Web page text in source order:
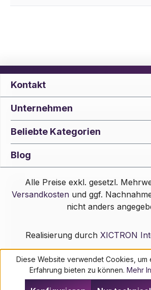
Kontakt
Unternehmen
Beliebte Kategorien
Blog
Alle Preise exkl. gesetzl.
Versandkostenund ggf.
nicht anders
Realisierung durch XICTRON
Diese Website verwendet Cookies, um
Erfahrung bieten zu können. Mehr